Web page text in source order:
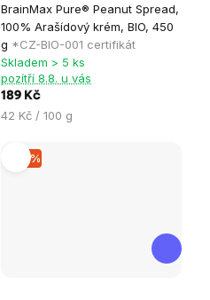
BrainMax Pure® Peanut Spread,
100% Arašídový krém, BIO, 450
g *CZ-BIO-001 certifikát
hodnocení
produktu
je
4,8
z
5
hvězdiček.
Skladem > 5 ks
pozítří 8.8. u vás
189 Kč
Měrná
42 Kč / 100 g
–15 %